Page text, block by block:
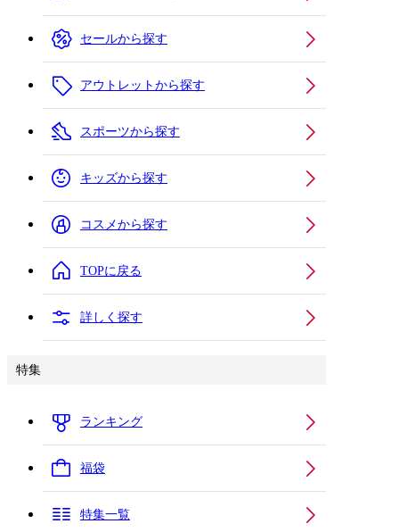
セールから探す
アウトレットから探す
スポーツから探す
キッズから探す
コスメから探す
TOPに戻る
詳しく探す
特集
ランキング
福袋
特集一覧